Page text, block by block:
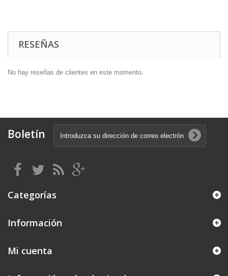
RESEÑAS
No hay reseñas de clientes en este momento.
Boletín
Categorías
Información
Mi cuenta